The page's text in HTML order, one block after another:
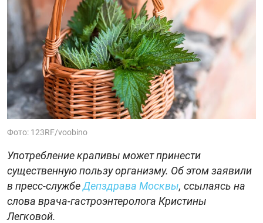
Фото: 123RF/voobino
Употребление крапивы может принести
существенную пользу организму. Об этом заявили
в пресс-службеДепздрава Москвы, ссылаясь на
слова врача-гастроэнтеролога Кристины
Легковой.